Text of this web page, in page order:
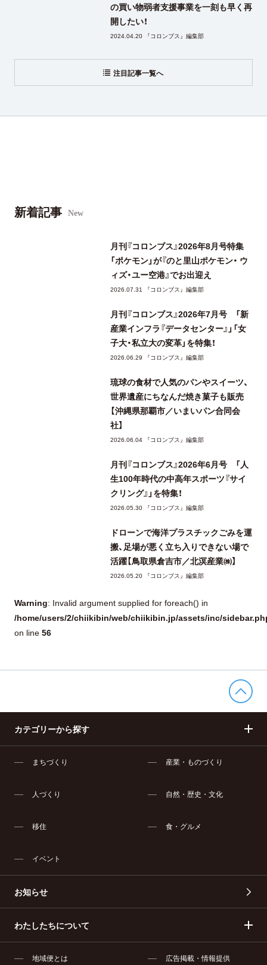
注目記事一覧へ
の買い物弱者支援事業を一刻も早く再
開したい！
2024.04.20 『コロンブス』編集部
新着記事 New
月刊『コロンブス』2026年8月号特集
「ポケモン」が『のと里山ポケモン・ ウ
ィズ・ユー空港』でお出迎え
2026.07.31 『コロンブス』編集部
月刊『コロンブス』2026年7月号 「新
産業インフラ『データセンター』」「女
子大・私立大の変革」を特集！
2026.06.29 『コロンブス』編集部
琉球の食材で人気のパンやスイーツ、
世界遺産にちなんだ焼き菓子も販売
【沖縄県那覇市／いまいパン合同会
社】
2026.06.04 『コロンブス』編集部
月刊『コロンブス』2026年6月号 「人
生100年時代の中高年スポーツ『サイ
クリング』」を特集！
2026.05.30 『コロンブス』編集部
ドローンで海洋プラスチックごみを運
搬、足場が悪く立ち入りできない場で
活躍【鳥取県倉吉市／北溟産業㈱】
2026.05.20 『コロンブス』編集部
Warning: Invalid argument supplied for foreach() in
/home/users/2/chiikibin/web/chiikibin.jp/assets/inc/
on line 56
カテゴリーから探す
まちづくり 産業・ものづくり
人づくり 自然・歴史・文化
移住 食・グルメ
イベント
お知らせ
わたしたちについて
地域便とは 広告掲載・情報提供